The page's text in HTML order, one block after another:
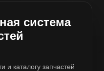
система
и каталогу запчастей